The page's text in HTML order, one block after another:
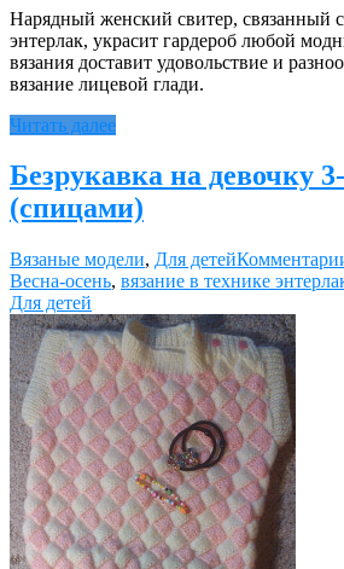
Нарядный женский свитер, связанный
энтерлак, украсит гардероб любой
вязания доставит удовольствие и
вязание лицевой глади.
Читать далее
Безрукавка на девочку
(спицами)
Вязаные модели, Для детей
Весна-осень, вязание в технике
Для детей